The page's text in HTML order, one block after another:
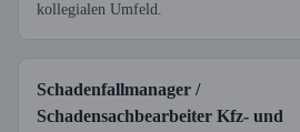
kollegialen Umfeld.
Schadenfallmanager /
Schadensachbearbeiter Kfz- und